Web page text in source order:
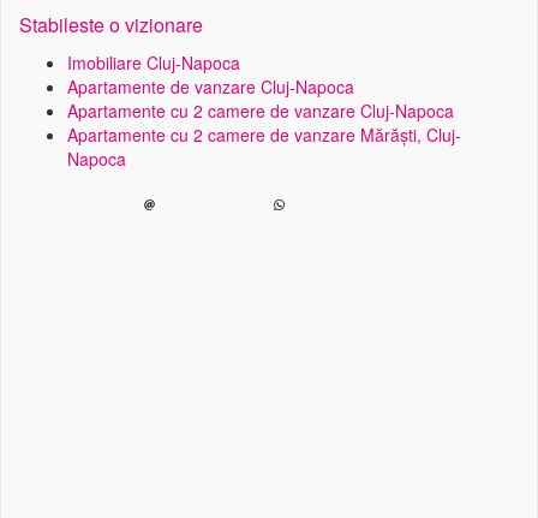
Stabileste o vizionare
Imobiliare Cluj-Napoca
Apartamente de vanzare Cluj-Napoca
Apartamente cu 2 camere de vanzare Cluj-Napoca
Apartamente cu 2 camere de vanzare Mărăști, Cluj-
Napoca